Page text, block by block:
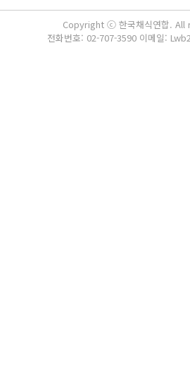
Copyright ⓒ 한국채식연합.
전화번호: 02-707-3590 이메일: